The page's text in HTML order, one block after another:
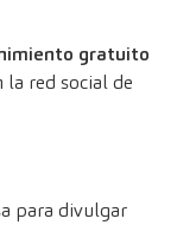
gratuito
red social de
para divulgar